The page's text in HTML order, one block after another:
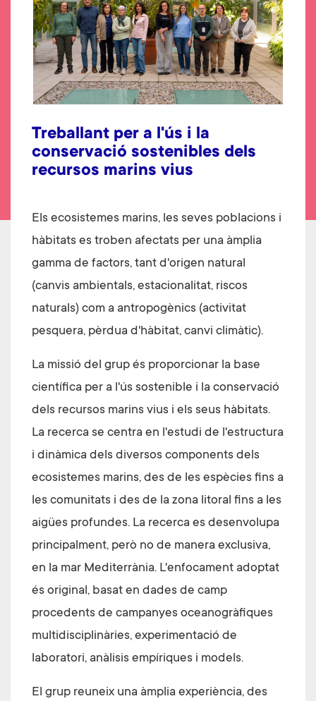
Treballant per a l'ús i la
conservació sostenibles dels
recursos marins vius
Els ecosistemes marins, les seves poblacions i
hàbitats es troben afectats per una àmplia
gamma de factors, tant d'origen natural
(canvis ambientals, estacionalitat, riscos
naturals) com a antropogènics (activitat
pesquera, pèrdua d'hàbitat, canvi climàtic).
La missió del grup és proporcionar la base
científica per a l'ús sostenible i la conservació
dels recursos marins vius i els seus hàbitats.
La recerca se centra en l'estudi de l'estructura
i dinàmica dels diversos components dels
ecosistemes marins, des de les espècies fins a
les comunitats i des de la zona litoral fins a les
aigües profundes. La recerca es desenvolupa
principalment, però no de manera exclusiva,
en la mar Mediterrània. L'enfocament adoptat
és original, basat en dades de camp
procedents de campanyes oceanogràfiques
multidisciplinàries, experimentació de
laboratori, anàlisis empíriques i models.
El grup reuneix una àmplia experiència, des